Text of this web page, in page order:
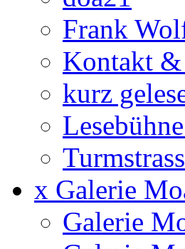
Frank
Kontakt
kurz
x Galerie
Galerie